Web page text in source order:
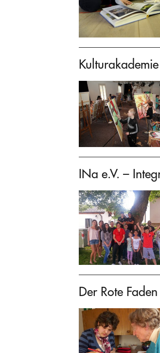
Kulturakademie
INa e.V. –
Der Rote Faden